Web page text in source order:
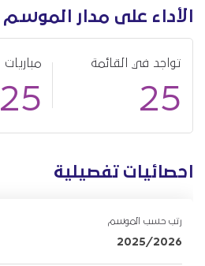
الأداء على مدار الموسم
تواجد في القائمة
25
مباريات
25
احصائيات تفصيلية
رتب حسب الموسم
2025/2026